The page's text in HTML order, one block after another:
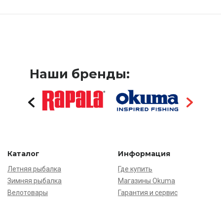
Наши бренды:
Каталог
Летняя рыбалка
Зимняя рыбалка
Велотовары
Информация
Где купить
Магазины Okuma
Гарантия и сервис